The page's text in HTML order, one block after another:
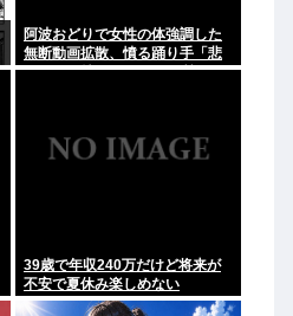
阿波おどりで女性の体強調した
無断動画拡散、憤る踊り手「悲
しいし気持ち悪い」…悪質なケ
39歳で年収240万だけど将来が
不安で夏休み楽しめない